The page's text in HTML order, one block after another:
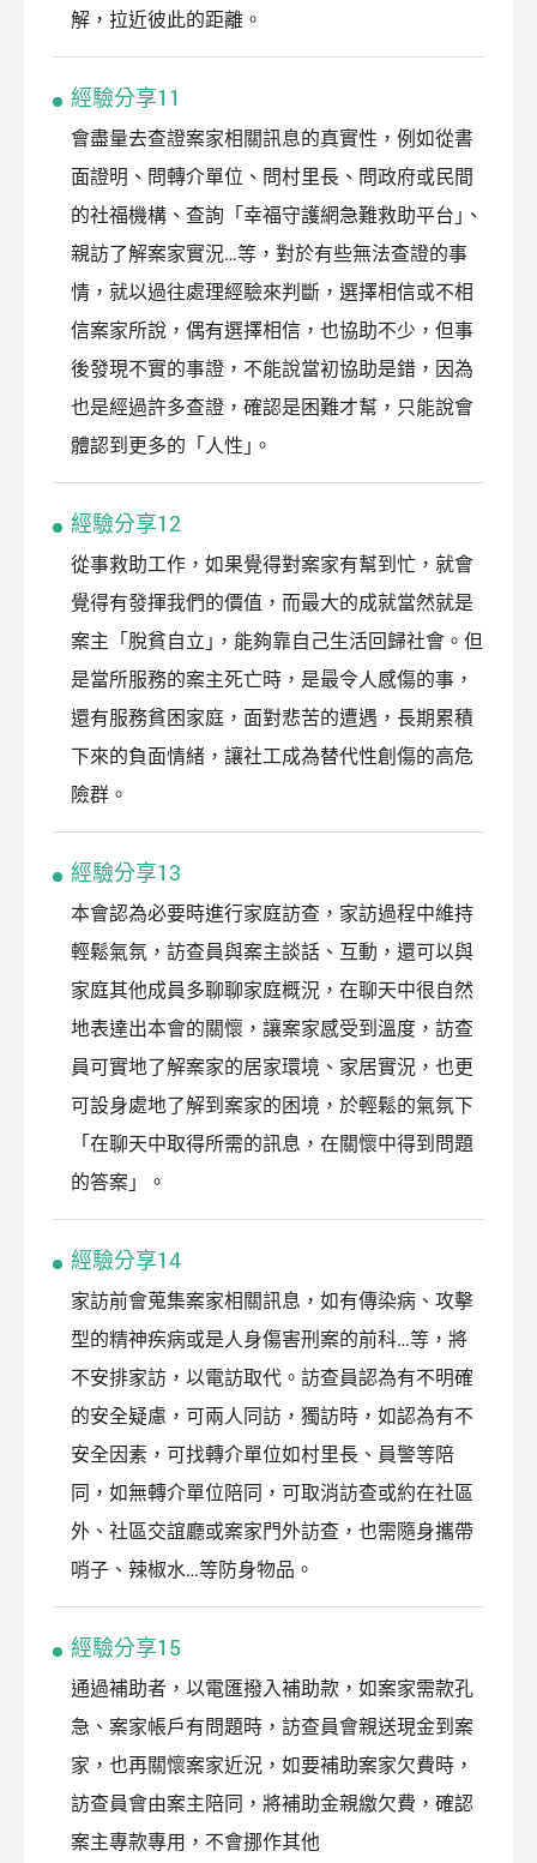
解，拉近彼此的距離。
經驗分享11
會盡量去查證案家相關訊息的真實性，例如從書
面證明、問轉介單位、問村里長、問政府或民間
的社福機構、查詢「幸福守護網急難救助平台｣、
親訪了解案家實況…等，對於有些無法查證的事
情，就以過往處理經驗來判斷，選擇相信或不相
信案家所說，偶有選擇相信，也協助不少，但事
後發現不實的事證，不能說當初協助是錯，因為
也是經過許多查證，確認是困難才幫，只能說會
體認到更多的「人性｣。
經驗分享12
從事救助工作，如果覺得對案家有幫到忙，就會
覺得有發揮我們的價值，而最大的成就當然就是
案主「脫貧自立｣，能夠靠自己生活回歸社會。但
是當所服務的案主死亡時，是最令人感傷的事，
還有服務貧困家庭，面對悲苦的遭遇，長期累積
下來的負面情緒，讓社工成為替代性創傷的高危
險群。
經驗分享13
本會認為必要時進行家庭訪查，家訪過程中維持
輕鬆氣氛，訪查員與案主談話、互動，還可以與
家庭其他成員多聊聊家庭概況，在聊天中很自然
地表達出本會的關懷，讓案家感受到溫度，訪查
員可實地了解案家的居家環境、家居實況，也更
可設身處地了解到案家的困境，於輕鬆的氣氛下
「在聊天中取得所需的訊息，在關懷中得到問題
的答案」。
經驗分享14
家訪前會蒐集案家相關訊息，如有傳染病、攻擊
型的精神疾病或是人身傷害刑案的前科…等，將
不安排家訪，以電訪取代。訪查員認為有不明確
的安全疑慮，可兩人同訪，獨訪時，如認為有不
安全因素，可找轉介單位如村里長、員警等陪
同，如無轉介單位陪同，可取消訪查或約在社區
外、社區交誼廳或案家門外訪查，也需隨身攜帶
哨子、辣椒水…等防身物品。
經驗分享15
通過補助者，以電匯撥入補助款，如案家需款孔
急、案家帳戶有問題時，訪查員會親送現金到案
家，也再關懷案家近況，如要補助案家欠費時，
訪查員會由案主陪同，將補助金親繳欠費，確認
案主專款專用，不會挪作其他